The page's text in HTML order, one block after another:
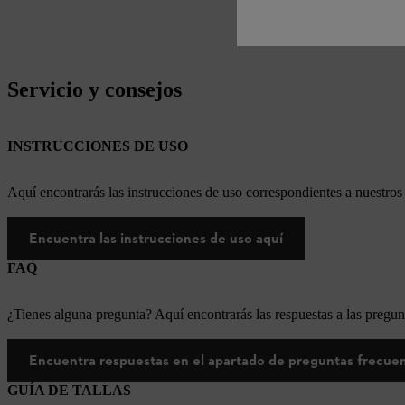
Servicio y consejos
INSTRUCCIONES DE USO
Aquí encontrarás las instrucciones de uso correspondientes a
Encuentra las instrucciones de uso aquí
FAQ
¿Tienes alguna pregunta? Aquí encontrarás las respuestas a las
Encuentra respuestas en el apartado de preguntas
GUÍA DE TALLAS